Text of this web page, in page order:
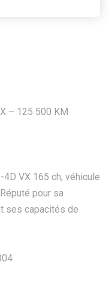
– 125 500 KM
4D VX 165 ch, véhicule
pour sa
ses capacités de